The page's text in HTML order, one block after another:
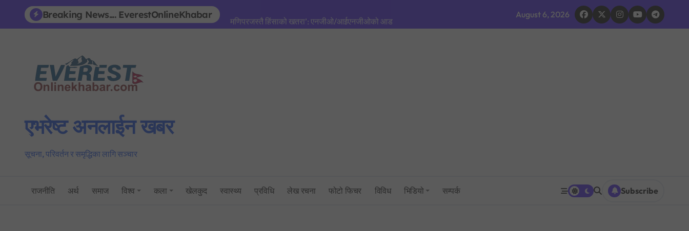
content
Breaking News.... EverestOnlineKhabar
मणिपुरजस्तै हिंसाको खतरा’: एनजीओ/आईएनजीओको आडमा तराई विभाजित गर्ने खेल भइरहेको सशस्त्रको निष्कर्ष
प्रधानमन्त्रीको सचिवालयबाटै अर्थ मन्त्रालय ओझेलमा: बालेन र स्वर्णिमको आन्तरिक शक्ति सङ्घर्ष सतहमा
August 6, 2026
एभरेष्ट अनलाईन खबर
सूचना, परिवर्तन र समृद्धिका लागि सञ्चार
राजनीति अर्थ समाज विश्व कला खेलकुद स्वास्थ्य प्रविधि लेख रचना फोटो फिचर विविध भिडियो सम्पर्क Subscribe